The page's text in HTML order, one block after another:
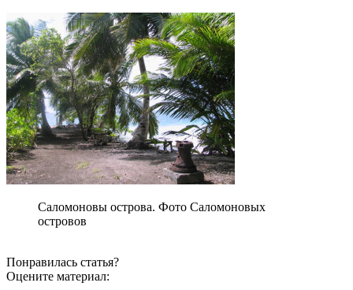
Саломоновы острова. Фото Саломоновых
островов
Понравилась статья?
Оцените материал: